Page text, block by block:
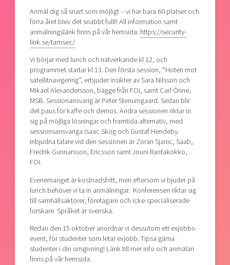
Anmäl dig så snart som möjligt – vi har bara 60 platser och
förra året blev det snabbt fullt! All information samt
anmälningslänk finns på vår hemsida: https://security-
link.se/tamsec/
Vi börjar med lunch och nätverkande kl 12, och
programmet startar kl 13. Den första session, “Hoten mot
satellitnavigering”, erbjuder insikter av Sara Nilsson och
Mikael Alexandersson, bägge från FOI, samt Carl Önne,
MSB. Sessionansvarig är Peter Stenumgaard. Sedan blir
det paus för kaffe och demos. Andra sessionen riktar in
sig på möjliga lösningar och framtida alternativ, med
sessionsansvariga Isaac Skog och Gustaf Hendeby.
Inbjudna talare vid den sessionen är Zoran Sjanic, Saab,
Fredrik Gunnarsson, Ericsson samt Jouni Rantakokko,
FOI.
Evenemanget är kostnadsfritt, men eftersom vi bjuder på
lunch behöver vi ta in anmälningar. Konferensen riktar sig
till samhällsaktörer, företagare och icke-specialiserade
forskare. Språket är svenska.
Redan den 15 oktober anordnar vi dessutom ett exjobbs-
event, för studenter som letar exjobb. Tipsa gärna
studenter i din omgivning! Länk till mer info och anmälan
finns på vår hemsida.